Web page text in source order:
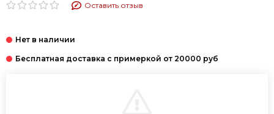
Оставить отзыв